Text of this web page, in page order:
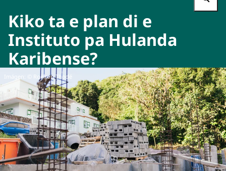
Kiko ta e plan di e
Instituto pa Hulanda
Karibense?
Imágen: © Roëlton Thodé